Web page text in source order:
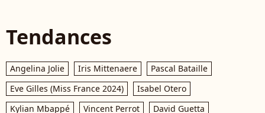
Tendances
Angelina Jolie Iris Mittenaere
Pascal Bataille
Eve Gilles (Miss France 2024)
Isabel Otero
Kylian Mbappé
Vincent Perrot David Guetta